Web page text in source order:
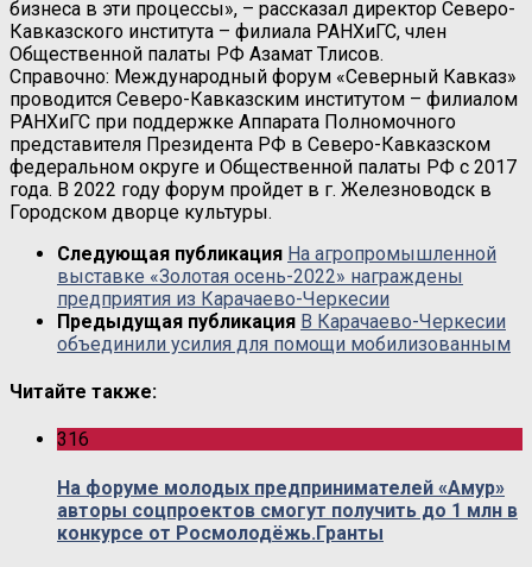
бизнеса в эти процессы», – рассказал директор Северо-
Кавказского института – филиала РАНХиГС, член
Общественной палаты РФ Азамат Тлисов.
Справочно: Международный форум «Северный Кавказ»
проводится Северо-Кавказским институтом – филиалом
РАНХиГС при поддержке Аппарата Полномочного
представителя Президента РФ в Северо-Кавказском
федеральном округе и Общественной палаты РФ с 2017
года. В 2022 году форум пройдет в г. Железноводск в
Городском дворце культуры.
Следующая публикация На агропромышленной
выставке «Золотая осень-2022» награждены
предприятия из Карачаево-Черкесии
Предыдущая публикация В Карачаево-Черкесии
объединили усилия для помощи мобилизованным
Читайте также:
316
На форуме молодых предпринимателей «Амур»
авторы соцпроектов смогут получить до 1 млн в
конкурсе от Росмолодёжь.Гранты